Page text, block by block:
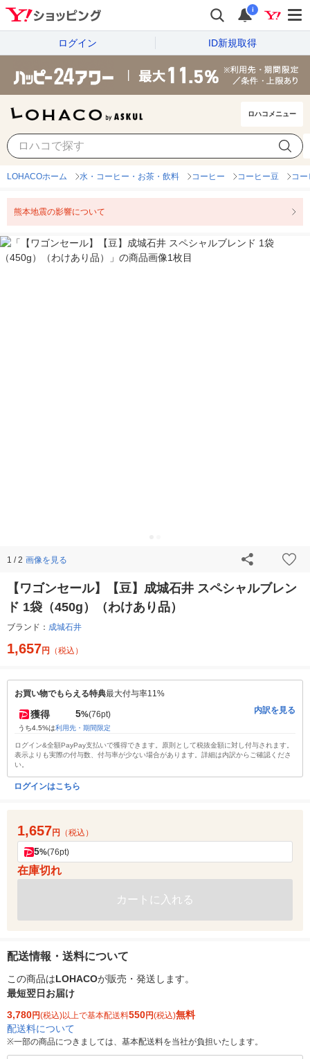
i
ログイン ID新規取得
ロハコメニュー
LOHACOホーム 水・コーヒー・お茶・飲料 コーヒー コーヒー豆 コー
熊本地震の影響について
1 / 2 画像を見る
【ワゴンセール】【豆】成城石井 スペシャルブレン
ド 1袋（450g）（わけあり品）
ブランド： 成城石井
1,657円 （税込）
お買い物でもらえる特典最大付与率11%
獲得 5%(76pt)
うち4.5%は利用先・期間限定
内訳を見る
ログイン&全額PayPay支払いで獲得できます。原則として税抜金額に対し付与されます。
表示よりも実際の付与数、付与率が少ない場合があります。詳細は内訳からご確認くださ
い。
ログインはこちら
1,657円 （税込）
5%(76pt)
在庫切れ
カートに入れる
配送情報・送料について
この商品はLOHACOが販売・発送します。
最短翌日お届け
3,780円(税込)以上で基本配送料550円(税込)無料
配送料について
※一部の商品につきましては、基本配送料を当社が負担いたします。